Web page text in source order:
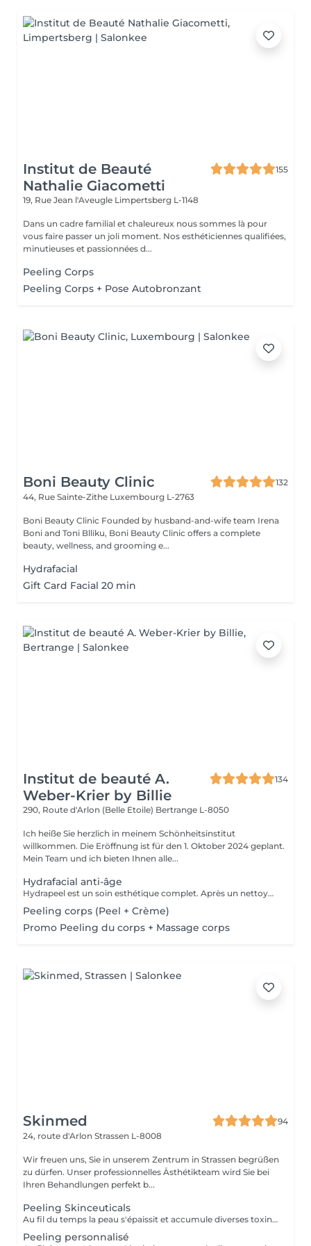
Institut de Beauté
Nathalie Giacometti
155
19, Rue Jean l'Aveugle Limpertsberg L-1148
Dans un cadre familial et chaleureux nous sommes là pour
vous faire passer un joli moment. Nos esthéticiennes qualifiées,
minutieuses et passionnées d...
Peeling Corps
Peeling Corps + Pose Autobronzant
Boni Beauty Clinic
132
44, Rue Sainte-Zithe Luxembourg L-2763
Boni Beauty Clinic Founded by husband-and-wife team Irena
Boni and Toni Blliku, Boni Beauty Clinic offers a complete
beauty, wellness, and grooming e...
Hydrafacial
Gift Card Facial 20 min
Institut de beauté A.
Weber-Krier by Billie
134
290, Route d'Arlon (Belle Etoile) Bertrange L-8050
Ich heiße Sie herzlich in meinem Schönheitsinstitut
willkommen. Die Eröffnung ist für den 1. Oktober 2024 geplant.
Mein Team und ich bieten Ihnen alle...
Hydrafacial anti-âge
Hydrapeel est un soin esthétique complet. Après un nettoyage de la peau en profondeur grâce au système de Vortex-Fusion. Des résultats immédiats dès la première séance. Les rides et ridules sont lissées, la peau est parfaitement nettoyée, plus douce, lumineuse et redynamisée. *Stimule la désquamation des cellules mortes. *Elimine des comédons, extraction des impuretés *Hydrate -Sature la surface de la peau avec des actifs hydratants et nourrissants intenses. *Cible-Un grand nombre d'options de soins pour répondre aux besoins spécifiques de la peau : Élasticité et fermeté, teint unifié et vitalité, réjuvénation, peaux grasses et congestionnées. Les produits cosmétiques, les sérums booster et les protocoles spécifiques de la gamme Belensa permettent de personnaliser les soins Hydrapeel PRO pour traiter les différentes conditions cutanées. *Ultrasons Augmentent l'absorption des actifs cosmétiques et favorisent la microcirculation, pour atténuer les rides et les ridules. EMS bipolaire Tonifie la peau en stimulant les muscles sous- jacents Spray de solution oxygénée Pour améliorer l'hydratation et la vitalité de la peau. *Marteau froid -Resserrement des pores et vasoconstriction pour éliminer les rougeurs et estomper les cernes. *Spatule vibrante
Peeling corps (Peel + Crème)
Promo Peeling du corps + Massage corps
Skinmed
94
24, route d'Arlon Strassen L-8008
Wir freuen uns, Sie in unserem Zentrum in Strassen begrüßen
zu dürfen. Unser professionnelles Ästhétikteam wird Sie bei
Ihren Behandlungen perfekt b...
Peeling Skinceuticals
Au fil du temps la peau s'épaissit et accumule diverses toxines auxquelles nous sommes exposés au jour le jour entrainant le processus de Glycation par accumulation des radicaux libres. Les peelings combattent cette Glycation en vous redonnant un teint éclatant par renouvellement des cellules de l'épiderme. Ils combattent l'acné, resserrent les pores dilatés et affinent les ridules, réduisent les tâches pigmentaires et des imperfections, améliorent la texture de peau pour un résultat visible dès la première séance. Nous vous proposons plusieurs peelings très efficaces et sans éviction sociale qui peuvent se faire tout au long de l'année, même en été. En voici quelques-uns : - Peeling dit botox-like et bio-revitalisant : Ce peeling ralentit les effets chrono et photo-vieillissement en stimulant la peau en profondeur sans provoquer d'irritation superficielle. En plus d'une action dépigmentante, le produit procure un effet tonifiant sur le visage, le cou et le décolleté. - Peeling liftant et bio-revitalisant : Ce peeling stimule la peau en douceur et en profondeur en lui procurant un tonus et une oxygénation intense des tissus. Il effectue une action de levage en profondeur. Il est recommandé pour le relâchement cutanée. - Peeling « Glow » : Ce peeling contient un pool d'actifs bio-revitalisants et bio-régénérants. Il restaure l'hydratation et la nutrition indispensables de la peau. Il régénère la peau en améliorant le métabolisme cellulaire. Il réactive le collagène et l'élastine pour un teint éclatant. Mais, pour que les effets soient optimisés, il est important de préparer sa peau avant un peeling du visage avec un produit à base d'acide glycolique que nous pouvons vous conseillé pendant la consultation d'analyse de peau. Ensuite, après votre peeling, il est aussi important : - d'appliquer des soins hydratants et apaisants sur votre visage - d'éviter toute exposition au soleil Pensez à arrêter l'utilisation de la vitamine A / retinol 7 jours avant votre rendez-vous peeling. Tenez nous au courant si vous prenez des médicaments avant votre rendez-vous.
Peeling personnalisé